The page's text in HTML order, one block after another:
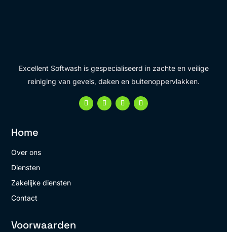
Excellent Softwash is gespecialiseerd in zachte en veilige
reiniging van gevels, daken en buitenoppervlakken.
Home
Over ons
Diensten
Zakelijke diensten
Contact
Voorwaarden